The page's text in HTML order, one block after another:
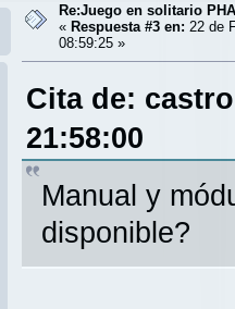
Re:Juego en solitario
« Respuesta #3 en: 22 de
08:59:25 »
Cita de:
21:58:00
Manual y
disponible?